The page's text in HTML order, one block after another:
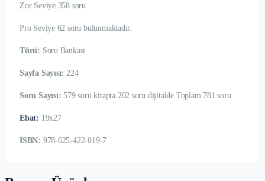
Zor Seviye 358 soru
Pro Seviye 62 soru bulunmaktadır.
Türü: Soru Bankası
Sayfa Sayısı: 224
Soru Sayısı: 579 soru kitapta 202 soru dijitalde Toplam 781 soru
Ebat: 19x27
ISBN: 978-625-422-019-7